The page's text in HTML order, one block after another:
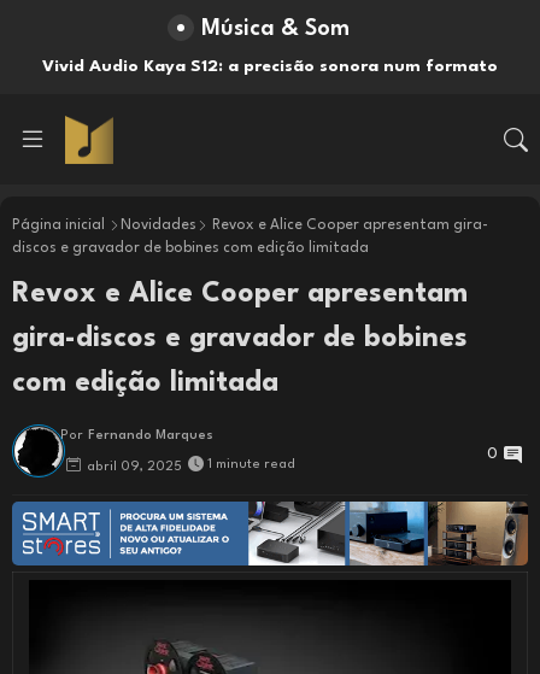
Música & Som
Vivid Audio Kaya S12: a precisão sonora num formato
Página inicial Novidades
Revox e Alice Cooper apresentam gira-
discos e gravador de bobines com edição limitada
Revox e Alice Cooper apresentam
gira-discos e gravador de bobines
com edição limitada
Por Fernando Marques
abril 09, 2025 1 minute read
0